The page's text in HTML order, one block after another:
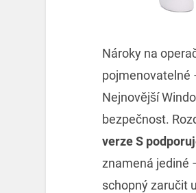
Nároky na
pojmenovatelné
Nejnovější
bezpečnost.
verze S
znamená jediné
schopný zaručit